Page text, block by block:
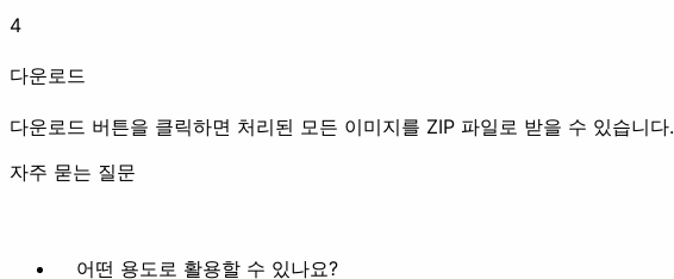
예쁘게 꾸미기
필터
4
다운로드
다운로드 버튼을 클릭하면 처리된 모든 이미지를 ZIP 파일로 받을 수 있습니다.
자주 묻는 질문
어떤 용도로 활용할 수 있나요?